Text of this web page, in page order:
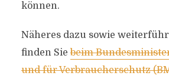
können.
Näheres dazu sowie
finden Siebeim
und für Verbraucherschutz